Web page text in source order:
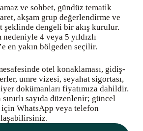
ve sohbet, gündüz tematik
akşam grup değerlendirme ve
şeklinde dengeli bir akış kurulur.
4 veya 5 yıldızlı
en yakın bölgeden seçilir.
otel konaklaması, gidiş-
umre vizesi, seyahat sigortası,
dokümanları fiyatımıza dahildir.
sayıda düzenlenir; güncel
WhatsApp veya telefon